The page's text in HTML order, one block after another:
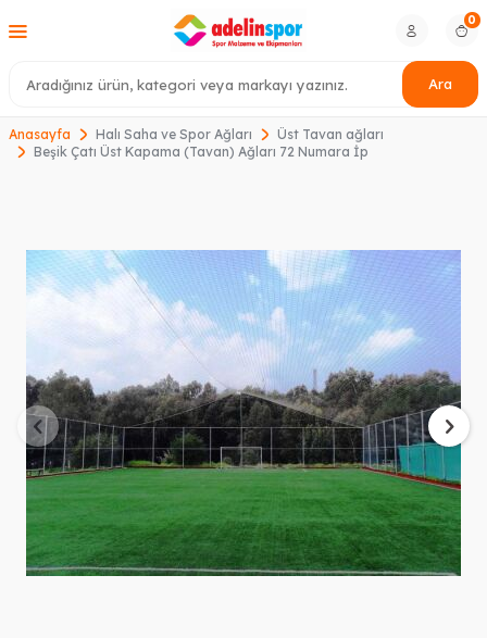
Ara
0
Anasayfa Halı Saha ve Spor Ağları
Üst Tavan ağları
Beşik Çatı Üst Kapama (Tavan) Ağları 72 Numara İp